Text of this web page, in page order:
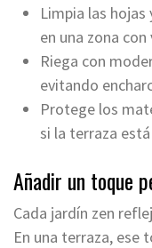
Limpia las hojas
en una zona
Riega con
evitando
Protege los
si la terraza
Añadir un toque
Cada jardín zen
En una terraza, ese